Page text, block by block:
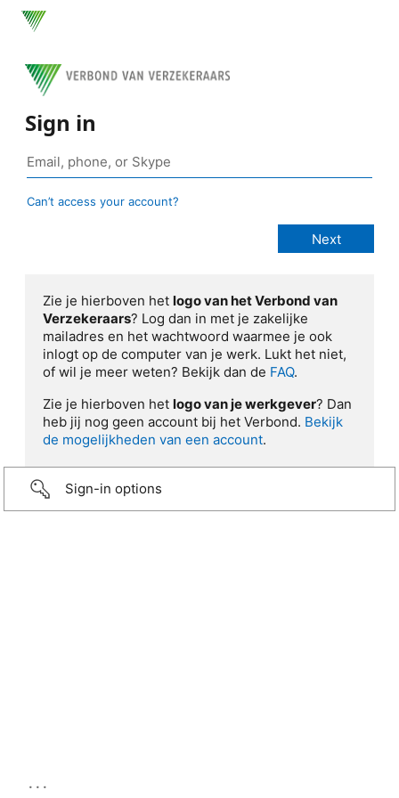
Sign in
Can’t access your account?
Zie je hierboven het logo van het Verbond van
Verzekeraars? Log dan in met je zakelijke
mailadres en het wachtwoord waarmee je ook
inlogt op de computer van je werk. Lukt het niet,
of wil je meer weten? Bekijk dan de FAQ.
Zie je hierboven het logo van je werkgever? Dan
heb jij nog geen account bij het Verbond. Bekijk
de mogelijkheden van een account.
Sign-in options
...